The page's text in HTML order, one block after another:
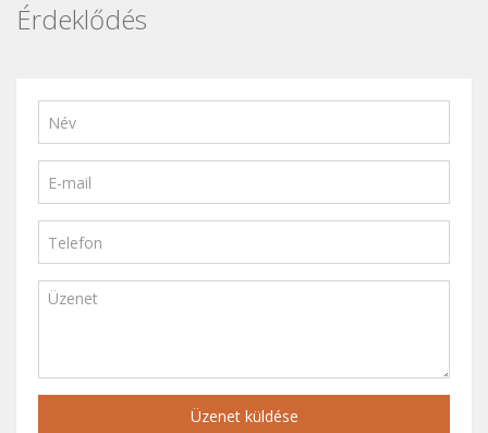
Érdeklődés
Üzenet küldése